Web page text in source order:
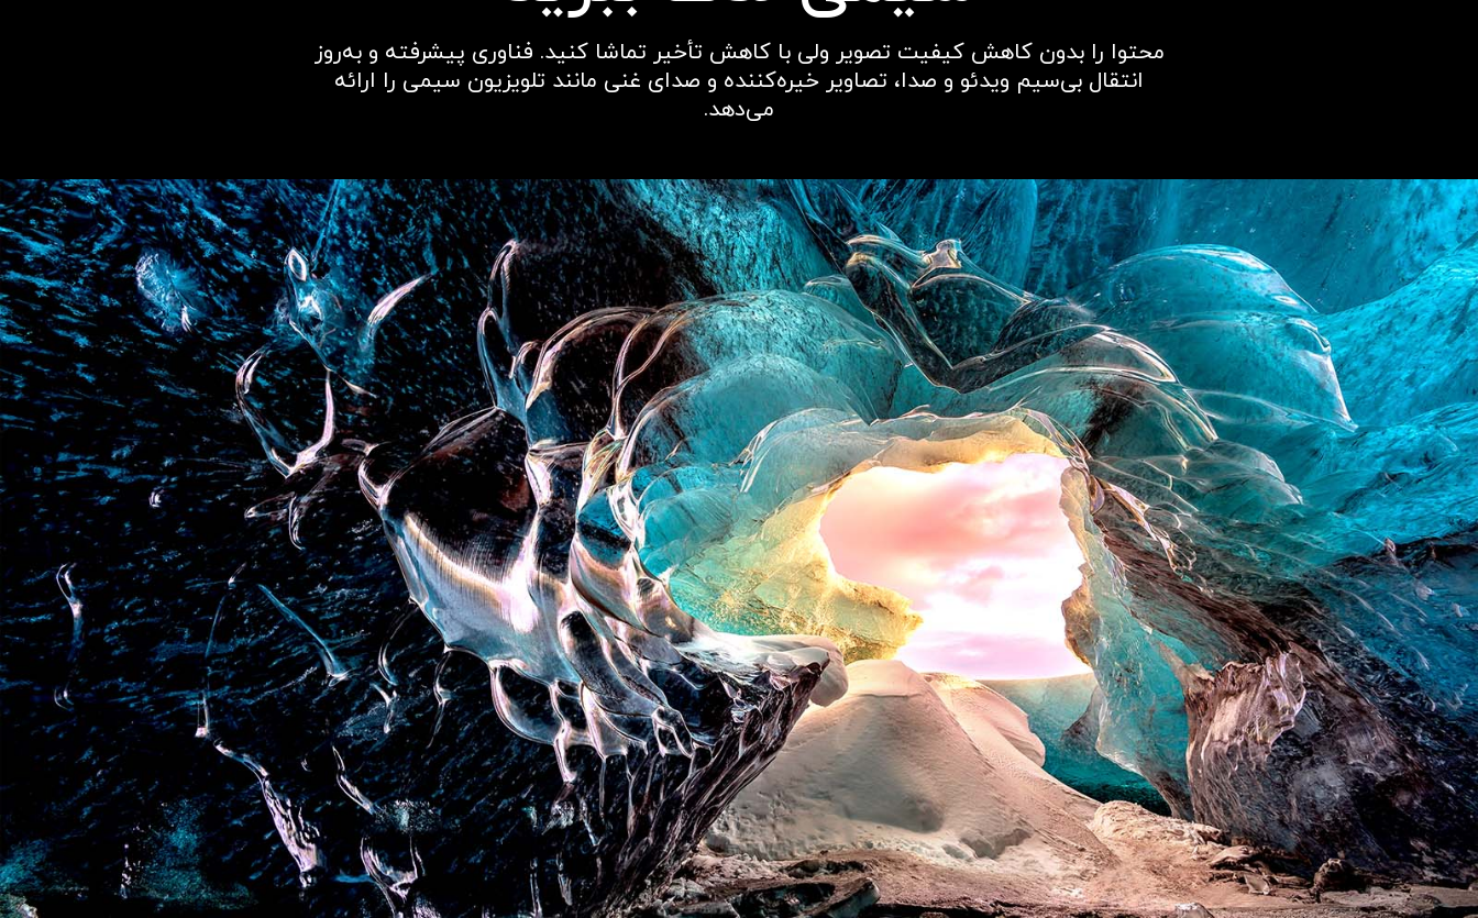
محتوا را بدون کاهش کیفیت تصویر ولی با کاهش تأخیر تماشا کنید. فناوری پیشرفته و به‌روز
انتقال بی‌سیم ویدئو و صدا، تصاویر خیره‌کننده و صدای غنی مانند تلویزیون سیمی را ارائه
می‌دهد.